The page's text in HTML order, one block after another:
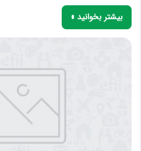
بیشتر بخوانید »